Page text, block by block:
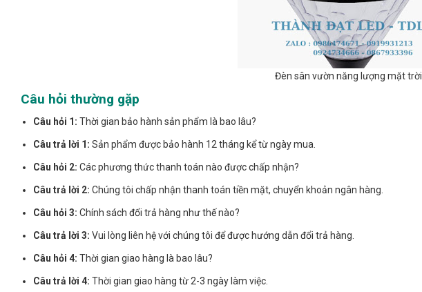
Đèn sân vườn năng lượng mặt trời
Câu hỏi thường gặp
Câu hỏi 1: Thời gian bảo hành sản phẩm là bao lâu?
Câu trả lời 1: Sản phẩm được bảo hành 12 tháng kể từ ngày mua.
Câu hỏi 2: Các phương thức thanh toán nào được chấp nhận?
Câu trả lời 2: Chúng tôi chấp nhận thanh toán tiền mặt, chuyển khoản ngân hàng.
Câu hỏi 3: Chính sách đổi trả hàng như thế nào?
Câu trả lời 3: Vui lòng liên hệ với chúng tôi để được hướng dẫn đổi trả hàng.
Câu hỏi 4: Thời gian giao hàng là bao lâu?
Câu trả lời 4: Thời gian giao hàng từ 2-3 ngày làm việc.